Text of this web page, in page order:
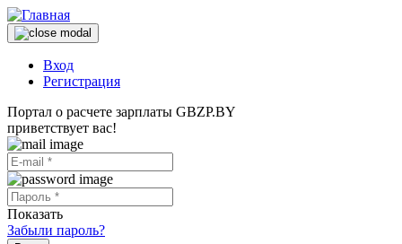
Вход
Регистрация
Портал о расчете зарплаты GBZP.BY
приветствует вас!
Показать
Забыли пароль?